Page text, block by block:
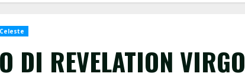
DI REVELATION VIRGO